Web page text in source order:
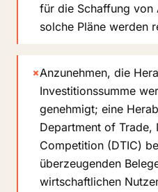
für die Schaffung von
solche Pläne werden
×Anzunehmen, die
Investitionssumme
genehmigt; eine
Department of Trade,
Competition (DTIC)
überzeugenden
wirtschaftlichen